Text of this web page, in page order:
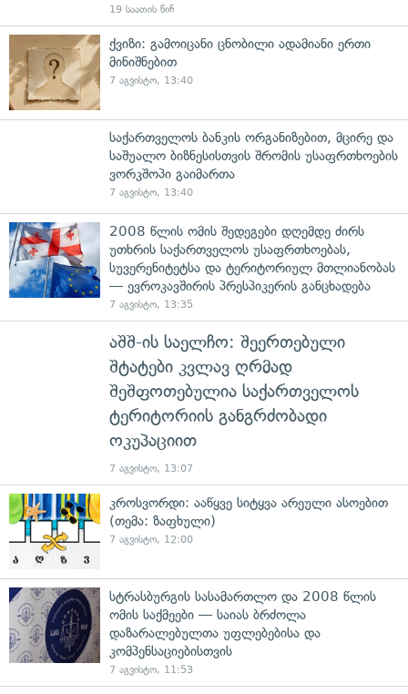
19 საათის წინ
ქვიზი: გამოიცანი ცნობილი ადამიანი ერთი
მინიშნებით
7 აგვისტო, 13:40
საქართველოს ბანკის ორგანიზებით, მცირე და
საშუალო ბიზნესისთვის შრომის უსაფრთხოების
ვორკშოპი გაიმართა
7 აგვისტო, 13:40
2008 წლის ომის შედეგები დღემდე ძირს
უთხრის საქართველოს უსაფრთხოებას,
სუვერენიტეტსა და ტერიტორიულ მთლიანობას
— ევროკავშირის პრესპიკერის განცხადება
7 აგვისტო, 13:35
აშშ-ის საელჩო: შეერთებული
შტატები კვლავ ღრმად
შეშფოთებულია საქართველოს
ტერიტორიის განგრძობადი
ოკუპაციით
7 აგვისტო, 13:07
კროსვორდი: ააწყვე სიტყვა არეული ასოებით
(თემა: ზაფხული)
7 აგვისტო, 12:00
სტრასბურგის სასამართლო და 2008 წლის
ომის საქმეები — საიას ბრძოლა
დაზარალებულთა უფლებებისა და
კომპენსაციებისთვის
7 აგვისტო, 11:53